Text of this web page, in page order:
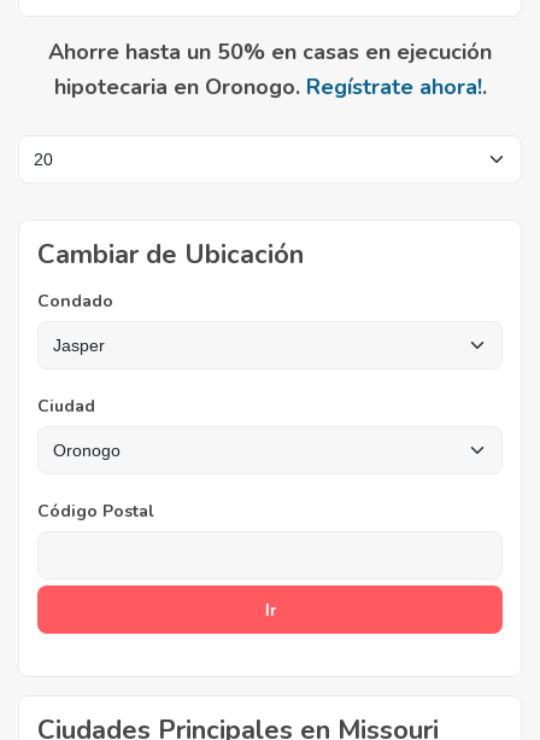
Ahorre hasta un 50% en casas en ejecución
hipotecaria en Oronogo. Regístrate ahora!.
Cambiar de Ubicación
Condado
Ciudad
Código Postal
Ciudades Principales en Missouri